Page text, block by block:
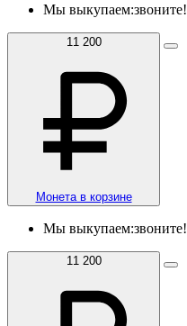
Мы выкупаем:звоните!
11 200
Монета в корзине
Мы выкупаем:звоните!
11 200